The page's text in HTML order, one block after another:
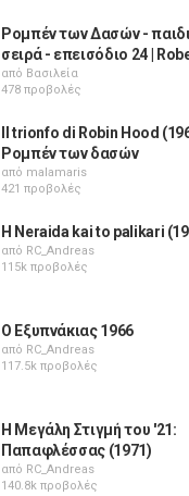
Ρομπέν των Δασών -
σειρά - επεισόδιο 24 |
από Βασιλεία
478 προβολές
Il trionfo di Robin Hood
Ρομπέν των δασών
από malamaris
421 προβολές
H Neraida kai to palikari
από RC_Andreas
115k προβολές
Ο Εξυπνάκιας 1966
από RC_Andreas
117.5k προβολές
Η Μεγάλη Στιγμή του '21:
Παπαφλέσσας (1971)
από RC_Andreas
140.8k προβολές